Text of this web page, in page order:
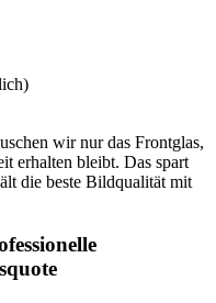
wir nur das Frontglas,
erhalten bleibt. Das spart
die beste Bildqualität mit